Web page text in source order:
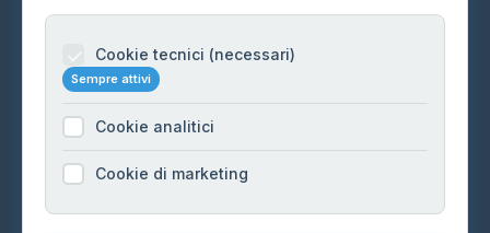
Informazioni legali
Cookie Policy
Preferenze Cookie
Mappa del sito
Cookie tecnici (necessari)
Sempre attivi
Cookie analitici
Cookie di marketing